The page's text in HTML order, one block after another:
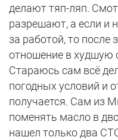
делают тяп-ляп.
разрешают, а если и
за работой, то после
отношение в худшую
Стараюсь сам всё
погодных условий и
получается. Сам из
поменять масло в
нашел только два